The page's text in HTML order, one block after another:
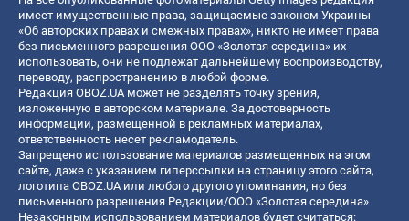
имеет имущественные права, защищаемые законом Украины
«Об авторских правах и смежных правах», никто не имеет права
без письменного разрешения ООО «Золотая середина» их
использовать, они не подлежат дальнейшему воспроизводству,
переводу, распространению в любой форме.
Редакция OBOZ.UA может не разделять точку зрения,
изложенную в авторском материале. За достоверность
информации, размещенной в рекламных материалах,
ответственность несет рекламодатель.
Запрещено использование материалов размещенных на этом
сайте, даже с указанием гиперссылки на страницу этого сайта,
логотипа OBOZ.UA или любого другого упоминания, но без
письменного разрешения Редакции/ООО «Золотая середина»
Незаконным использованием материалов будет считаться: